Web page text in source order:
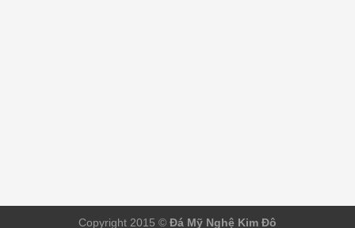
Copyright 2015 © Đá Mỹ Nghệ Kim Đô